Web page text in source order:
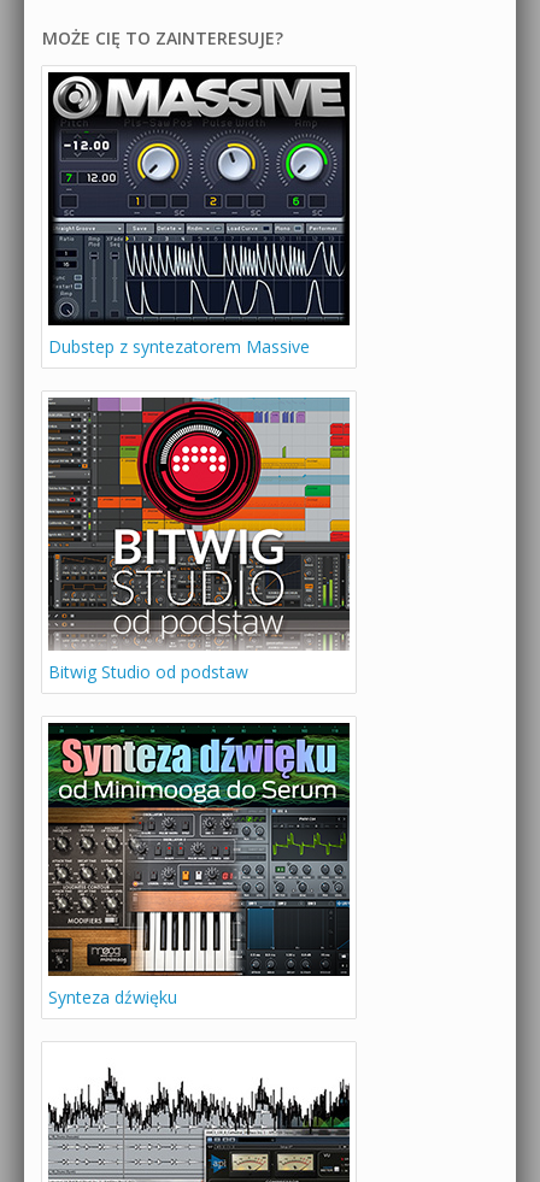
MOŻE CIĘ TO ZAINTERESUJE?
Dubstep z syntezatorem Massive
Bitwig Studio od podstaw
Synteza dźwięku